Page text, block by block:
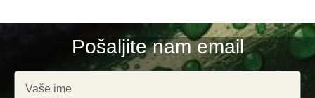
Pošaljite nam email